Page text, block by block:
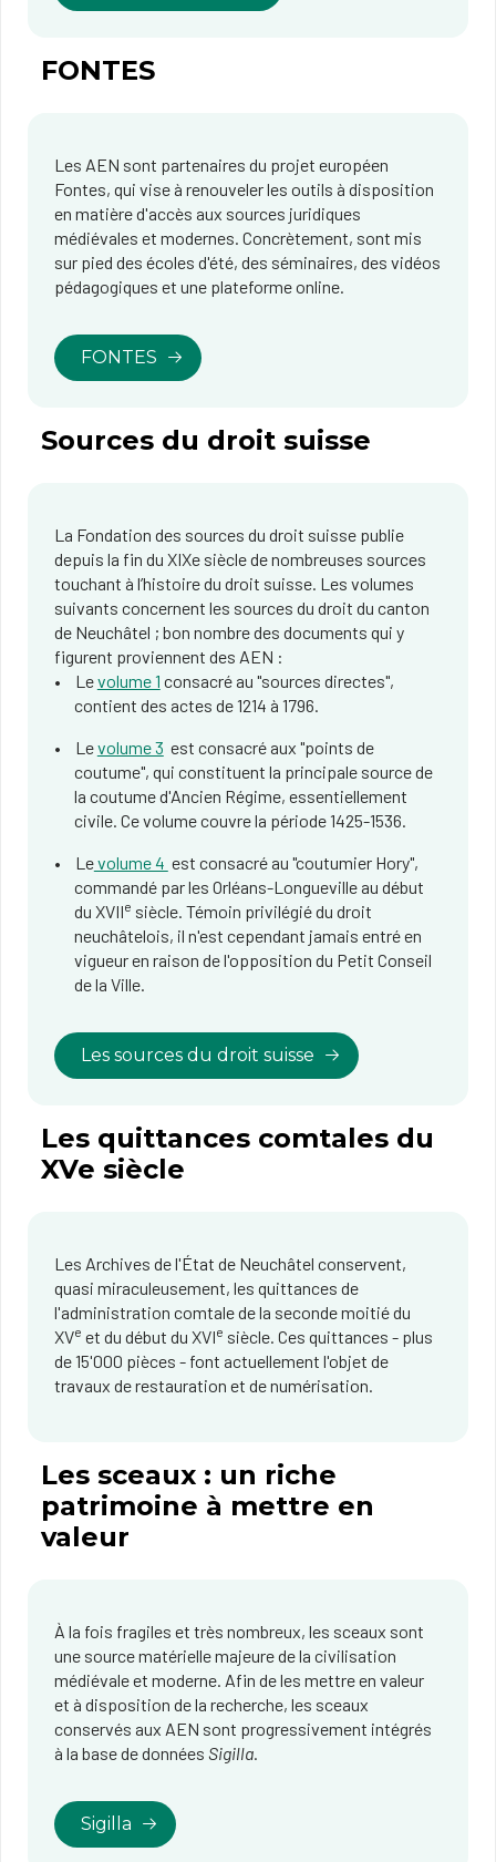
FONTES
Les AEN sont partenaires du projet européen
Fontes, qui vise à renouveler les outils à disposition
en matière d'accès aux sources juridiques
médiévales et modernes. Concrètement, sont mis
sur pied des écoles d'été, des séminaires, des vidéos
pédagogiques et une plateforme online.
FONTES
Sources du droit suisse
La Fondation des sources du droit suisse publie
depuis la fin du XIXe siècle de nombreuses sources
touchant à l’histoire du droit suisse. Les volumes
suivants concernent les sources du droit du canton
de Neuchâtel ; bon nombre des documents qui y
figurent proviennent des AEN :
Levolume 1 consacré au "sources directes",
contient des actes de 1214 à 1796.
Levolume 3 est consacré aux "points de
coutume", qui constituent la principale source de
la coutume d'Ancien Régime, essentiellement
civile. Ce volume couvre la période 1425-1536.
Levolume 4 est consacré au "coutumier Hory",
commandé par les Orléans-Longueville au début
du XVIIe siècle. Témoin privilégié du droit
neuchâtelois, il n'est cependant jamais entré en
vigueur en raison de l'opposition du Petit Conseil
de la Ville.
Les sources du droit suisse
Les quittances comtales du
XVe siècle
Les Archives de l'État de Neuchâtel conservent,
quasi miraculeusement, les quittances de
l'administration comtale de la seconde moitié du
XVe et du début du XVIe siècle. Ces quittances - plus
de 15'000 pièces - font actuellement l'objet de
travaux de restauration et de numérisation.
Les sceaux : un riche
patrimoine à mettre en
valeur
À la fois fragiles et très nombreux, les sceaux sont
une source matérielle majeure de la civilisation
médiévale et moderne. Afin de les mettre en valeur
et à disposition de la recherche, les sceaux
conservés aux AEN sont progressivement intégrés
à la base de données Sigilla.
Sigilla